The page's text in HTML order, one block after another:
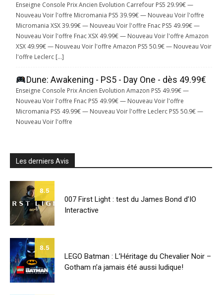
Enseigne Console Prix Ancien Evolution Carrefour PS5 29.99€ —
Nouveau Voir l'offre Micromania PS5 39.99€ — Nouveau Voir l'offre
Micromania XSX 39.99€ — Nouveau Voir l'offre Fnac PS5 49.99€ —
Nouveau Voir l'offre Fnac XSX 49.99€ — Nouveau Voir l'offre Amazon
XSX 49.99€ — Nouveau Voir l'offre Amazon PS5 50.9€ — Nouveau Voir
l'offre Leclerc […]
Dune: Awakening - PS5 - Day One - dès 49.99€
Enseigne Console Prix Ancien Evolution Amazon PS5 49.99€ —
Nouveau Voir l'offre Fnac PS5 49.99€ — Nouveau Voir l'offre
Micromania PS5 49.99€ — Nouveau Voir l'offre Leclerc PS5 50.9€ —
Nouveau Voir l'offre
Les derniers Avis
8.5
007 First Light : test du James Bond d’IO
Interactive
8.5
LEGO Batman : L’Héritage du Chevalier Noir –
Gotham n’a jamais été aussi ludique!